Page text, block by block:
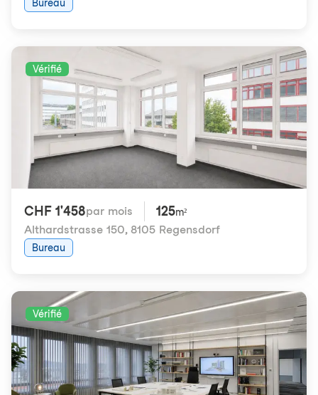
Bureau
Vérifié
CHF 1'458par mois 125m²
Althardstrasse 150, 8105 Regensdorf
Bureau
Vérifié